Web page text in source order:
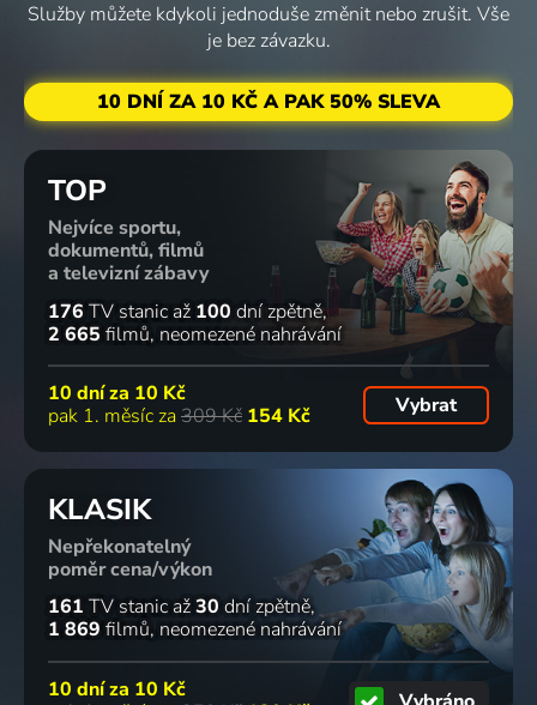
Služby můžete kdykoli jednoduše změnit nebo zrušit. Vše
je bez závazku.
10 DNÍ ZA 10 KČ A PAK 50% SLEVA
TOP
Nejvíce sportu,
dokumentů, filmů
a televizní zábavy
176 TV stanic až 100 dní zpětně
2 665 filmů neomezené nahrávání
10 dní za 10 Kč
pak 1. měsíc za 309 Kč 154 Kč Vybrat
KLASIK
Nepřekonatelný
poměr cena/výkon
161 TV stanic až30 dní zpětně
1 869 filmů neomezené nahrávání
10 dní za 10 Kč